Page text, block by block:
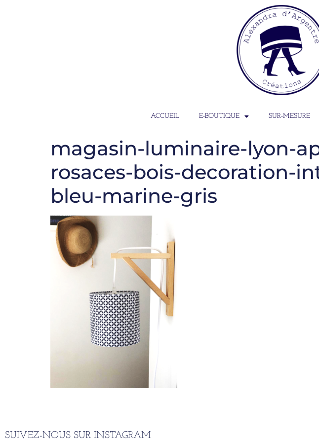
ACCUEIL E-BOUTIQUE SUR-MESURE
magasin-luminaire-lyon-
rosaces-bois-decoration-
bleu-marine-gris
SUIVEZ-NOUS SUR INSTAGRAM